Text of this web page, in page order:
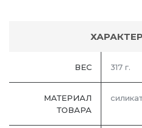
ВЕС 317 г.
МАТЕРИАЛ
ТОВАРА